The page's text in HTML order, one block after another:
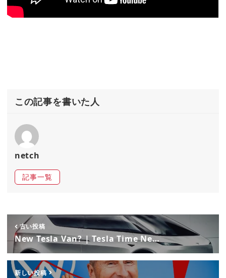
この記事を書いた人
netch
記事一覧
古い投稿
New Tesla Van? | Tesla Time Ne…
新しい投稿